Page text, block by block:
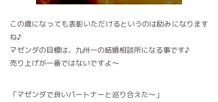
この歳になっても表彰いただけるというのは励みになります
ね♪
マゼンダの目標は、九州一の結婚相談所になる事です♪
売り上げが一番ではないですよ〜
「マゼンダで良いパートナーと巡り合えた〜」